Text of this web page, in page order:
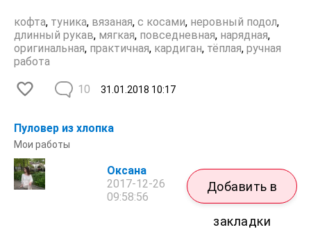
кофта, туника, вязаная, с косами, неровный подол,
длинный рукав, мягкая, повседневная, нарядная,
оригинальная, практичная, кардиган, тёплая, ручная
работа
31.01.2018 10:17
10
Пуловер из хлопка
Мои работы
Оксана
2017-12-26
09:58:56
Добавить в
закладки